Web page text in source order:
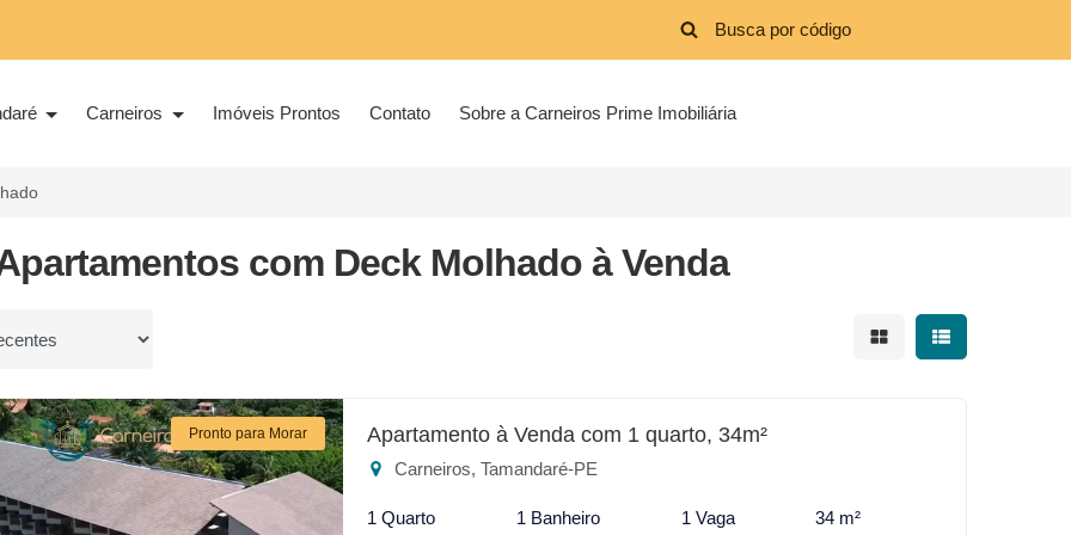
Carneiros Imóveis Prontos Contato Sobre a Carneiros Prime Imobiliária
com Deck Molhado à Venda
Mostrar resultados em
Mostrar
Pronto para Morar Apartamento à Venda com 1 quarto, 34m²
Carneiros, Tamandaré-PE
1 Quarto 1 Banheiro 1 Vaga 34 m²